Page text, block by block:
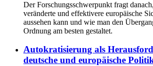
Der Forschungsschwerpunkt fragt
veränderte und effektivere europäische
aussehen kann und wie man den
Ordnung am besten gestaltet.
Autokratisierung als
deutsche und europäische